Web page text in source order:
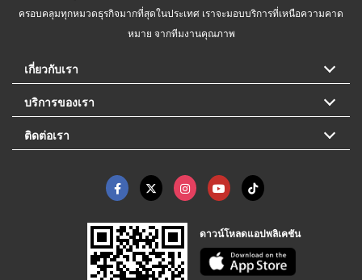
ครอบคลุมทุกหมวดธุรกิจมากที่สุดในประเทศ เราจะมอบบริการที่เหนือความคาด
หมาย จากทีมงานคุณภาพ
เกี่ยวกับเรา
บริการของเรา
ติดต่อเรา
ดาวน์โหลดแอปพลิเคชัน